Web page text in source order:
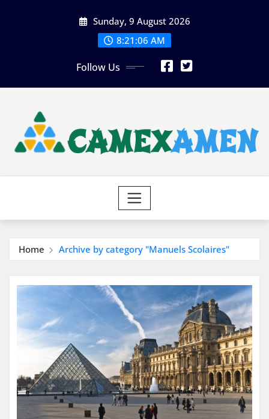
Sunday, 9 August 2026
8:21:09 AM
Follow Us
Home Archive by category "Manuels Scolaires"